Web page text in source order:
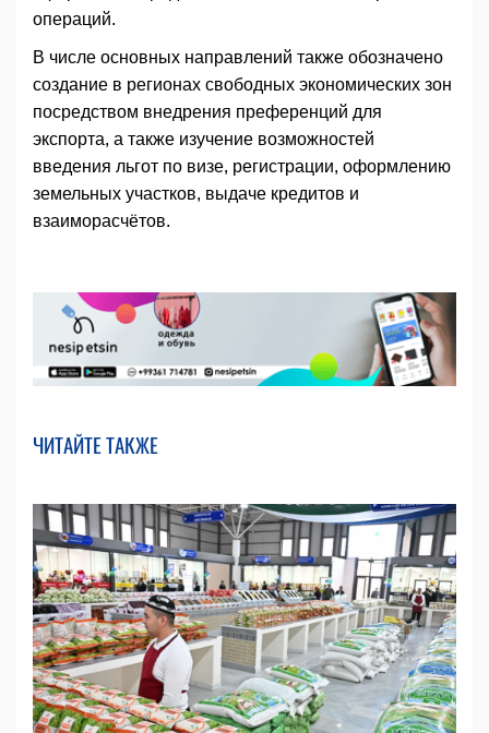
операций.
В числе основных направлений также обозначено
создание в регионах свободных экономических зон
посредством внедрения преференций для
экспорта, а также изучение возможностей
введения льгот по визе, регистрации, оформлению
земельных участков, выдаче кредитов и
взаиморасчётов.
ЧИТАЙТЕ ТАКЖЕ